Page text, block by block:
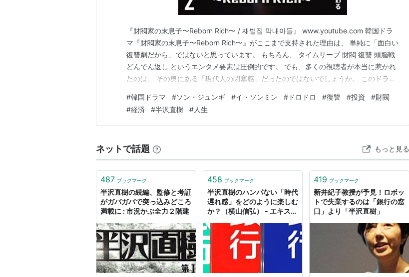
逢坂じゅん
半沢美千子：りりィ
近藤由紀子：山崎直子
江島沙苗 ：田中美奈子
浅野利恵：中島ひろ子
浅野匡：石丸幹二
銀行イメージキャラクター：
中野渡謙：北大路欣也
古里則夫：手塚とおる
羽根夏子：倍賞美津子
湯浅威：駿河太郎
戸越茂則：小林隆
野田英幸：利重剛
油山：木下隆行（T・K・O
）
内藤寛：吉田鋼太郎
『財閥家の末息子〜Reborn Rich〜 / 재벌집 막내아들』 www.youtube.com 韓国ドラ
マ『財閥家の末息子〜Reborn Rich〜』がここまで支持された理由は、 単純に「面白い
復讐劇だから」ではないと思っています。 もちろん、 タイムリープ 財閥 復讐 頭脳戦
どんでん返し というエンタメ要素は圧倒的です。 でも、多くの視聴者が本当に惹かれ
たのは、 その奥にある「現代人の閉塞感」だったのではないでしょうか。 このドラマ
っている側には勝てない世界」 だからです。 『財閥家の末息子〜Reborn …
#韓国ドラマ #ソン・ジュンギ #イ・ソンミン # ドロドロ #復讐 #投資 #財閥
#経済 #半沢直樹 #人生
ネットで話題 もっと見る
487 ブックマーク
半沢直樹の続編、監修と考証
がガバガバで突っ込みどころ
満載に : 市況かぶ全力２階建
458 ブックマーク
半沢直樹のハンパない「時代
遅れ感」をどのように楽しむ
か？（横山信弘） - エキスパ
419 ブックマーク
新井紀子教授が予見！ロボッ
トで失業するのは「銀行の窓
口」より「半沢直樹」